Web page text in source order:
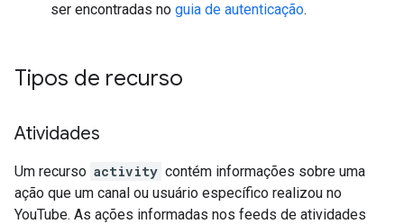
ser encontradas no guia de autenticação.
Tipos de recurso
Atividades
Um recurso activity contém informações sobre uma
ação que um canal ou usuário específico realizou no
YouTube. As ações informadas nos feeds de atividades